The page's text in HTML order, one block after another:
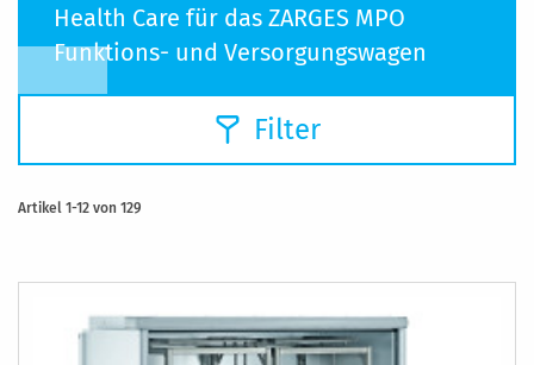
Health Care für das ZARGES MPO
Funktions- und Versorgungswagen
Filter
Artikel 1-12 von 129